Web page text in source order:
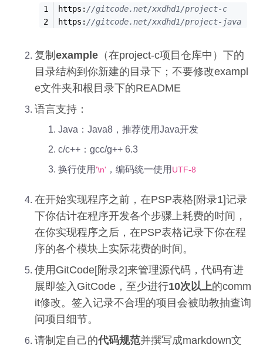
https: //gitcode.net/xxdhd1/project-c
https: //gitcode.net/xxdhd1/project-java
复制example （在project-c项目仓库中）下的
目录结构到你新建的目录下；不要修改exampl
e文件夹和根目录下的README
语言支持：
Java：Java8，推荐使用Java开发
c/c++：gcc/g++ 6.3
换行使用'\n' ，编码统一使用 UTF-8
在开始实现程序之前，在PSP表格[附录1]记录
下你估计在程序开发各个步骤上耗费的时间，
在你实现程序之后，在PSP表格记录下你在程
序的各个模块上实际花费的时间。
使用GitCode[附录2]来管理源代码，代码有进
展即签入GitCode，至少进行10次以上的comm
it修改。签入记录不合理的项目会被助教抽查询
问项目细节。
请制定自己的代码规范并撰写成markdown文